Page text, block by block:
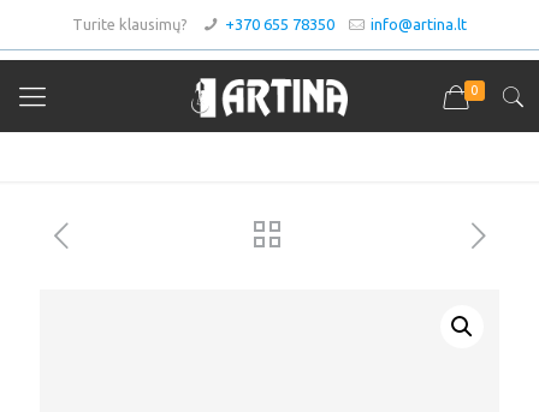
Turite klausimų? +370 655 78350 info@artina.lt
0
Asortimentas